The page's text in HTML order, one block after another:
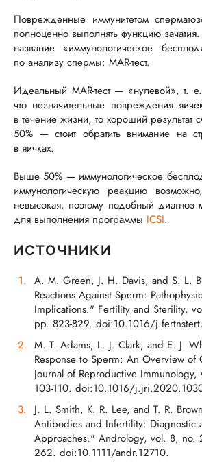
Поврежденные иммунитетом
полноценно выполнять функцию зачатия.
название «иммунологическое
по анализу спермы: MAR-тест.
Идеальный MAR-тест— «нулевой»,т. е.
что незначительные повреждения
в течение жизни, то хороший результат
50% — стоит обратить внимание на
в яичках.
Выше 50% — иммунологическое
иммунологическую реакцию
невысокая, поэтому подобный диагноз
для выполнения программы ICSI.
ИСТОЧНИКИ
A. M. Green, J. H. Davis, and S. L.
Reactions Against Sperm:
Implications." Fertility and Sterility,
pp. 823-829. doi:10.1016/
M. T. Adams, L. J. Clark, and E. J.
Response to Sperm: An Overview of
Journal of Reproductive
103-110. doi:10.1016/
J. L. Smith, K. R. Lee, and T. R.
Antibodies and Infertility: Diagnostic
Approaches." Andrology, vol. 8,
262. doi:10.1111/andr.12710.